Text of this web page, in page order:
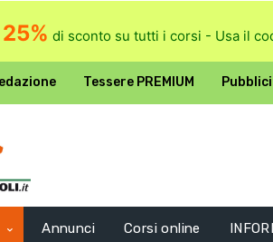
25% di sconto su tutti i corsi - Usa il
Tessere PREMIUM
Annunci Corsi online